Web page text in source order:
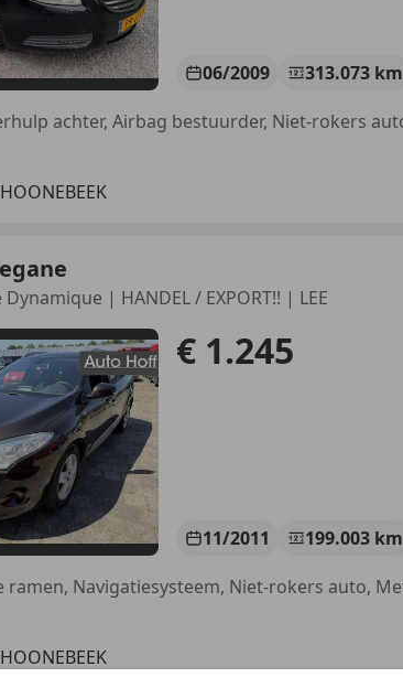
06/2009 313.073 km
Dynamique | HANDEL / EXPORT!! | LEE
€ 1.245
11/2011 199.003 km